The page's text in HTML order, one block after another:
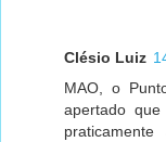
Clésio Luiz
MAO, o
apertado